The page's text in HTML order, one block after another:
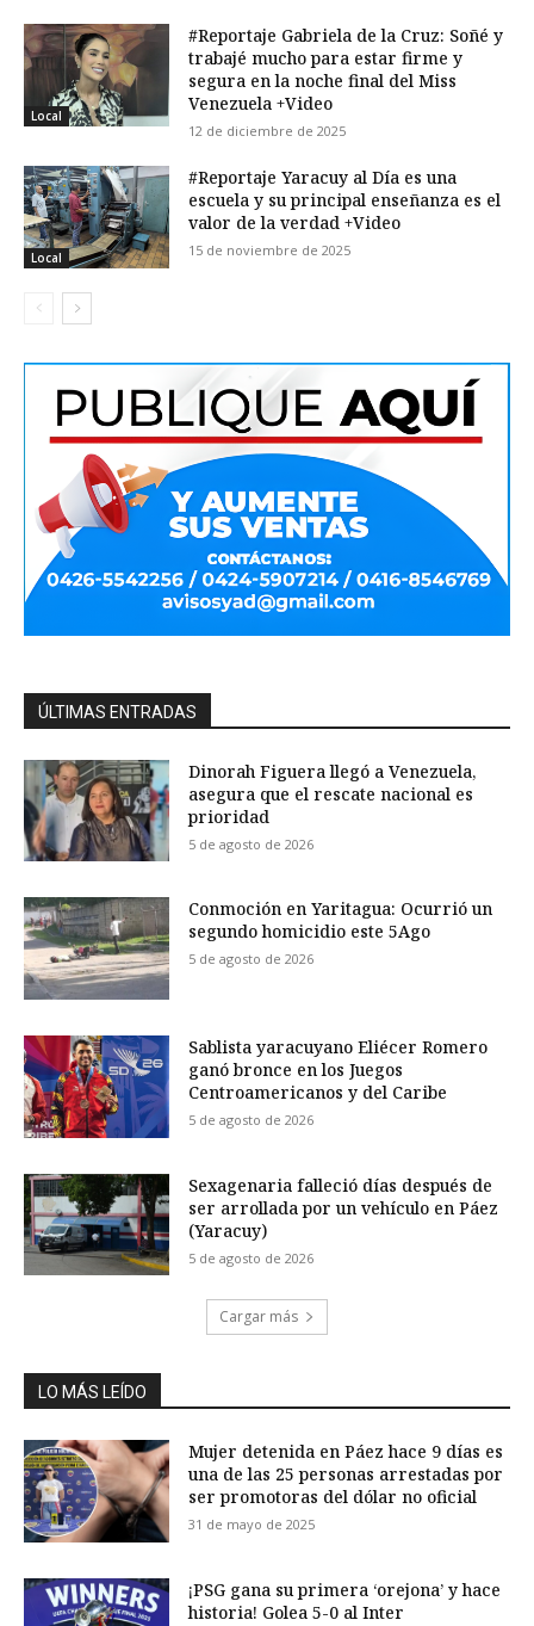
Local
#Reportaje Gabriela de la Cruz: Soñé y
trabajé mucho para estar firme y
segura en la noche final del Miss
Venezuela +Video
12 de diciembre de 2025
Local
#Reportaje Yaracuy al Día es una
escuela y su principal enseñanza es el
valor de la verdad +Video
15 de noviembre de 2025
ÚLTIMAS ENTRADAS
Dinorah Figuera llegó a Venezuela,
asegura que el rescate nacional es
prioridad
5 de agosto de 2026
Conmoción en Yaritagua: Ocurrió un
segundo homicidio este 5Ago
5 de agosto de 2026
Sablista yaracuyano Eliécer Romero
ganó bronce en los Juegos
Centroamericanos y del Caribe
5 de agosto de 2026
Sexagenaria falleció días después de
ser arrollada por un vehículo en Páez
(Yaracuy)
5 de agosto de 2026
Cargar más
LO MÁS LEÍDO
Mujer detenida en Páez hace 9 días es
una de las 25 personas arrestadas por
ser promotoras del dólar no oficial
31 de mayo de 2025
¡PSG gana su primera ‘orejona’ y hace
historia! Golea 5-0 al Inter